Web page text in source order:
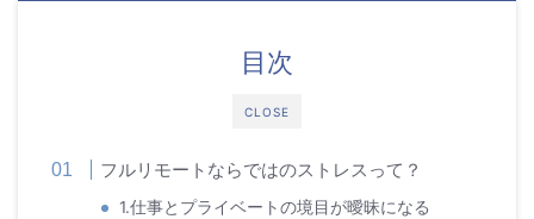
CLOSE
目次
フルリモートならではのストレスって？
1.仕事とプライベートの境目が曖昧になる